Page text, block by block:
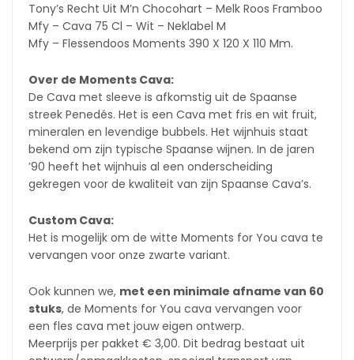
Tony’s Recht Uit M’n Chocohart – Melk Roos Framboo
Mfy – Cava 75 Cl – Wit – Neklabel M
Mfy – Flessendoos Moments 390 X 120 X 110 Mm.
Over de Moments Cava:
De Cava met sleeve is afkomstig uit de Spaanse
streek Penedés. Het is een Cava met fris en wit fruit,
mineralen en levendige bubbels. Het wijnhuis staat
bekend om zijn typische Spaanse wijnen. In de jaren
’90 heeft het wijnhuis al een onderscheiding
gekregen voor de kwaliteit van zijn Spaanse Cava’s.
Custom Cava:
Het is mogelijk om de witte Moments for You cava te
vervangen voor onze zwarte variant.
Ook kunnen we, met een minimale afname van 60
stuks, de Moments for You cava vervangen voor
een fles cava met jouw eigen ontwerp.
Meerprijs per pakket € 3,00. Dit bedrag bestaat uit